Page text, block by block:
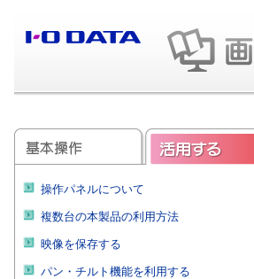
操作パネルについて
複数台の本製品の利用方法
映像を保存する
パン・チルト機能を利用する